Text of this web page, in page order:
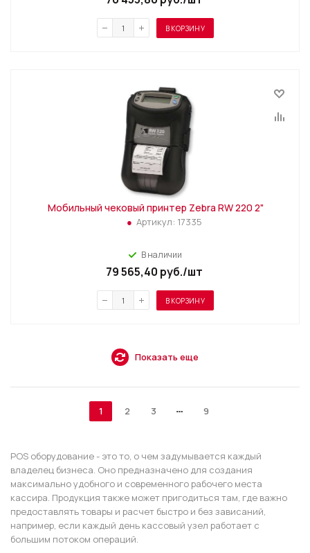
В КОРЗИНУ
Мобильный чековый принтер Zebra RW 220 2"
Артикул: 17335
В наличии
79 565,40 руб./шт
В КОРЗИНУ
Показать еще
1 2 3 9
POS оборудование - это то, о чем задумывается каждый
владелец бизнеса. Оно предназначено для создания
максимально удобного и современного рабочего места
кассира. Продукция также может пригодиться там, где важно
предоставлять товары и расчет быстро и без зависаний,
например, если каждый день кассовый узел работает с
большим потоком операций.